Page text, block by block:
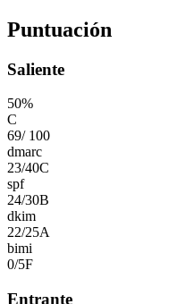
Puntuación
Saliente
50%
C
69/ 100
dmarc
23/40C
spf
24/30B
dkim
22/25A
bimi
0/5F
Entrante